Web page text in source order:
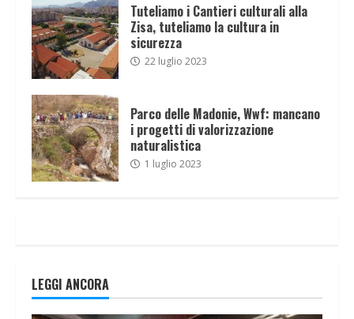
Tuteliamo i Cantieri culturali alla
Zisa, tuteliamo la cultura in
sicurezza
22 luglio 2023
Parco delle Madonie, Wwf: mancano
i progetti di valorizzazione
naturalistica
1 luglio 2023
LEGGI ANCORA